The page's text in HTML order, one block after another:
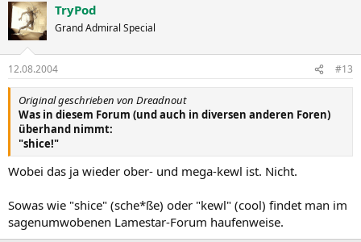
TryPod
Grand Admiral Special
12.08.2004 #13
Original geschrieben von Dreadnout
Was in diesem Forum (und auch in diversen anderen Foren)
überhand nimmt:
"shice!"
Wobei das ja wieder ober- und mega-kewl ist. Nicht.
Sowas wie "shice" (sche*ße) oder "kewl" (cool) findet man im
sagenumwobenen Lamestar-Forum haufenweise.